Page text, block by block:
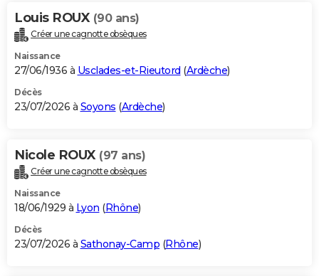
Louis ROUX (90 ans)
Créer une cagnotte obsèques
Naissance
27/06/1936 à Usclades-et-Rieutord (Ardèche)
Décès
23/07/2026 à Soyons (Ardèche)
Nicole ROUX (97 ans)
Créer une cagnotte obsèques
Naissance
18/06/1929 à Lyon (Rhône)
Décès
23/07/2026 à Sathonay-Camp (Rhône)